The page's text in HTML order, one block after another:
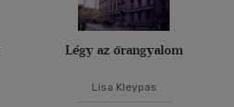
Légy az őrangyalom
Lisa Kleypas